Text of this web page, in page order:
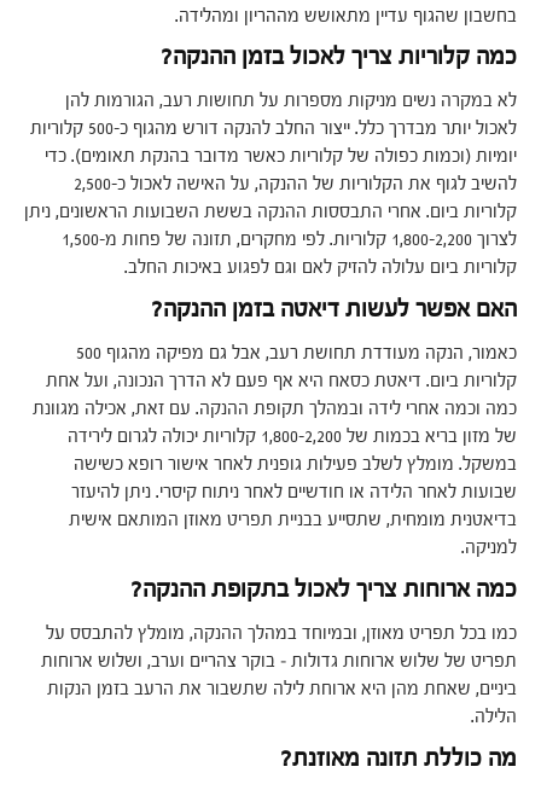
בחשבון שהגוף עדיין מתאושש מההריון ומהלידה.
כמה קלוריות צריך לאכול בזמן ההנקה?
לא במקרה נשים מניקות מספרות על תחושות רעב, הגורמות להן
לאכול יותר מבדרך כלל. ייצור החלב להנקה דורש מהגוף כ-500 קלוריות
יומיות (וכמות כפולה של קלוריות כאשר מדובר בהנקת תאומים). כדי
להשיב לגוף את הקלוריות של ההנקה, על האישה לאכול כ-2,500
קלוריות ביום. אחרי התבססות ההנקה בששת השבועות הראשונים, ניתן
לצרוך 1,800-2,200 קלוריות. לפי מחקרים, תזונה של פחות מ-1,500
קלוריות ביום עלולה להזיק לאם וגם לפגוע באיכות החלב.
האם אפשר לעשות דיאטה בזמן ההנקה?
כאמור, הנקה מעודדת תחושת רעב, אבל גם מפיקה מהגוף 500
קלוריות ביום. דיאטת כסאח היא אף פעם לא הדרך הנכונה, ועל אחת
כמה וכמה אחרי לידה ובמהלך תקופת ההנקה. עם זאת, אכילה מגוונת
של מזון בריא בכמות של 1,800-2,200 קלוריות יכולה לגרום לירידה
במשקל. מומלץ לשלב פעילות גופנית לאחר אישור רופא כשישה
שבועות לאחר הלידה או חודשיים לאחר ניתוח קיסרי. ניתן להיעזר
בדיאטנית מומחית, שתסייע בבניית תפריט מאוזן המותאם אישית
למניקה.
כמה ארוחות צריך לאכול בתקופת ההנקה?
כמו בכל תפריט מאוזן, ובמיוחד במהלך ההנקה, מומלץ להתבסס על
תפריט של שלוש ארוחות גדולות – בוקר צהריים וערב, ושלוש ארוחות
ביניים, שאחת מהן היא ארוחת לילה שתשבור את הרעב בזמן הנקות
הלילה.
מה כוללת תזונה מאוזנת?